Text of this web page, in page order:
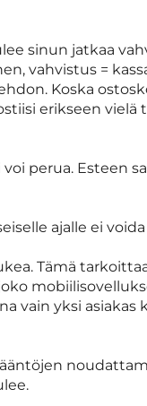
sinun jatkaa
vahvistus =
Koska
erikseen
voi perua. Esteen
ajalle ei
Tämä
vain yksi asiakas